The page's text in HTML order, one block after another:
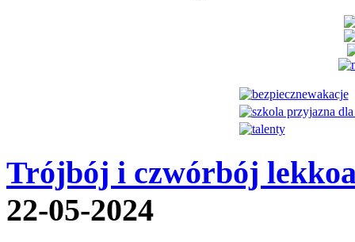
Trójbój i czwórbój
22-05-2024